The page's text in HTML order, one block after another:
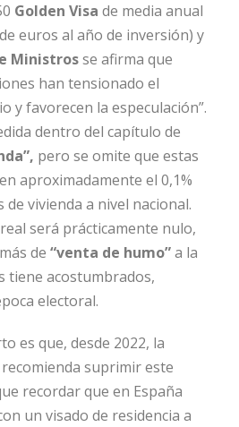
Golden Visa de media anual
euros al año de inversión) y
Ministrosse afirma que
han tensionado el
y favorecen la especulación”.
dentro del capítulo de
pero se omite que estas
aproximadamente el 0,1%
de vivienda a nivel nacional.
será prácticamente nulo,
de “venta de humo”a la
tiene acostumbrados,
electoral.
es que, desde 2022, la
recomienda suprimir este
recordar que en España
un visado de residencia a